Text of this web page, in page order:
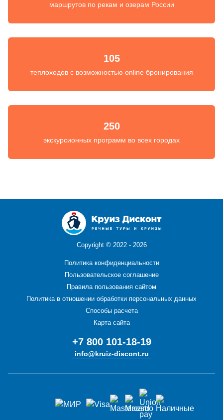
маршрутов по рекам и озерам России
105
теплоходов с возможностью online бронирования
250
экскурсионных программ во всех городах
Copyright © 2022 - 2026
Политика конфиденциальности
Пользовательское соглашение
Правила пользования сайтом
Политика в отношении обработки персональных данных
Способы расчета
Карта сайта
+7 800 101-18-19
info@kruiz-discont.ru